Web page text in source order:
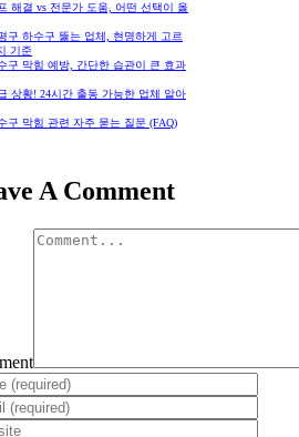
해결 vs 전문가 도움, 어떤 선택이 옳
구 하수구 뚫는 업체, 현명하게 고르
기준
구 막힘 예방, 간단한 습관이 큰 효과
상황! 24시간 출동 가능한 업체 알아
구 막힘 관련 자주 묻는 질문 (FAQ)
A Comment